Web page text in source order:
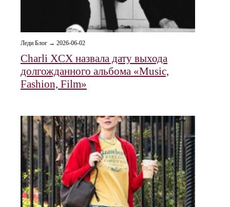
Леди Блог → 2026-06-02
Charli XCX назвала дату выхода
долгожданного альбома «Music,
Fashion, Film»